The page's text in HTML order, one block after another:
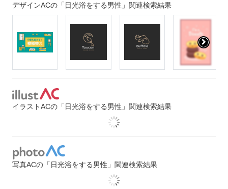
デザインACの「日光浴をする男性」関連検索結果
イラストACの「日光浴をする男性」関連検索結果
写真ACの「日光浴をする男性」関連検索結果